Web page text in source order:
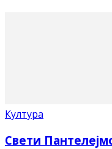
Култура
Свети